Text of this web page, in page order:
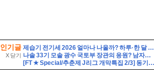
인기글
X 닫기
제습기 전기세 2026 얼마나 나올까? 하루·한 달 전기요금 계산법 총정리
나솔 33기 모솔 광수 국토부 장관의 응원? 남자출연자 직업 나이 총정리
[FT ★ Special/추춘제 J리그 개막특집 2/3] 동기부여를 가득 채워라! J리그 백년구상리그